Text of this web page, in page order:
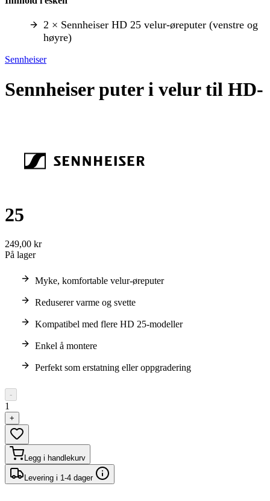
2 × Sennheiser HD 25 velur-øreputer (venstre og
høyre)
Sennheiser
Sennheiser puter i velur til HD-
25
249,00 kr
På lager
Myke, komfortable velur-øreputer
Reduserer varme og svette
Kompatibel med flere HD 25-modeller
Enkel å montere
Perfekt som erstatning eller oppgradering
-
1
+
Legg i handlekurv
Levering i 1-4 dager